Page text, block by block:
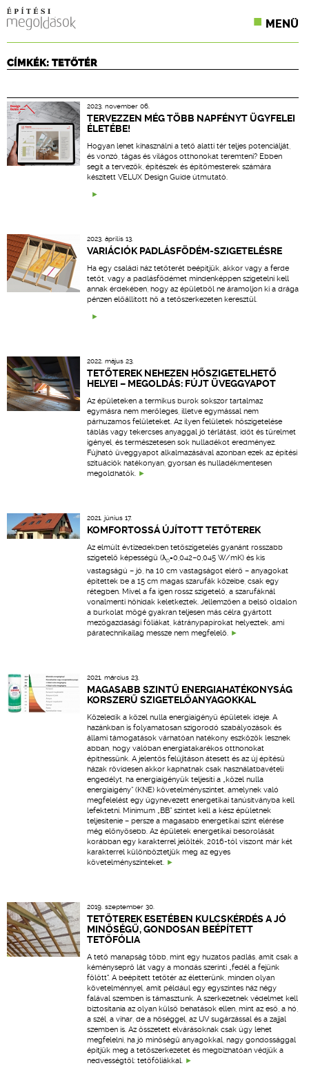
MENÜ
CPR TERMÉKKIÍRÁS
ÉPÍTÉSI JOG
ONLINE KÉPZÉSEK
CÍMKÉK: TETŐTÉR
2023. november 06.
TERVEZZEN MÉG TÖBB NAPFÉNYT ÜGYFELEI
ÉLETÉBE!
Hogyan lehet kihasználni a tető alatti tér teljes potenciálját,
és vonzó, tágas és világos otthonokat teremteni? Ebben
segít a tervezők, építészek és építőmesterek számára
készített VELUX Design Guide útmutató.
2023. április 13.
VARIÁCIÓK PADLÁSFÖDÉM-SZIGETELÉSRE
Ha egy családi ház tetőterét beépítjük, akkor vagy a ferde
tetőt, vagy a padlásfödémet mindenképpen szigetelni kell
annak érdekében, hogy az épületből ne áramoljon ki a drága
pénzen előállított hő a tetőszerkezeten keresztül.
2022. május 23.
TETŐTEREK NEHEZEN HŐSZIGETELHETŐ
HELYEI – MEGOLDÁS: FÚJT ÜVEGGYAPOT
Az épületeken a termikus burok sokszor tartalmaz
egymásra nem merőleges, illetve egymással nem
párhuzamos felületeket. Az ilyen felületek hőszigetelése
táblás vagy tekercses anyaggal jó térlátást, időt és türelmet
igényel, és természetesen sok hulladékot eredményez.
Fújható üveggyapot alkalmazásával azonban ezek az építési
szituációk hatékonyan, gyorsan és hulladékmentesen
megoldhatók.
2021. június 17.
KOMFORTOSSÁ ÚJÍTOTT TETŐTEREK
Az elmúlt évtizedekben tetőszigetelés gyanánt rosszabb
szigetelő képességű (λD=0,042–0,045 W/mK) és kis
vastagságú – jó, ha 10 cm vastagságot elérő – anyagokat
építettek be a 15 cm magas szarufák közeibe, csak egy
rétegben. Mivel a fa igen rossz szigetelő, a szarufáknál
vonalmenti hőhidak keletkeztek. Jellemzően a belső oldalon
a burkolat mögé gyakran teljesen más célra gyártott
mezőgazdasági fóliákat, kátránypapírokat helyeztek, ami
páratechnikailag messze nem megfelelő.
2021. március 23.
MAGASABB SZINTŰ ENERGIAHATÉKONYSÁG
KORSZERŰ SZIGETELŐANYAGOKKAL
Közeledik a közel nulla energiaigényű épületek ideje. A
hazánkban is folyamatosan szigorodó szabályozások és
állami támogatások várhatóan hatékony eszközök lesznek
abban, hogy valóban energiatakarékos otthonokat
építhessünk. A jelentős felújításon átesett és az új építésű
házak rövidesen akkor kaphatnak csak használatbavételi
engedélyt, ha energiaigényük teljesíti a „közel nulla
energiaigény” (KNE) követelményszintet, amelynek való
megfelelést egy úgynevezett energetikai tanúsítványba kell
lefektetni. Minimum „BB” szintet kell a kész épületnek
teljesítenie – persze a magasabb energetikai szint elérése
még előnyösebb. Az épületek energetikai besorolását
korábban egy karakterrel jelölték, 2016-tól viszont már két
karakterrel különböztetjük meg az egyes
követelményszinteket.
2019. szeptember 30.
TETŐTEREK ESETÉBEN KULCSKÉRDÉS A JÓ
MINŐSÉGŰ, GONDOSAN BEÉPÍTETT
TETŐFÓLIA
A tető manapság több, mint egy huzatos padlás, amit csak a
kéményseprő lát vagy a mondás szerinti „fedél a fejünk
fölött". A beépített tetőtér az életterünk, minden olyan
követelménnyel, amit például egy egyszintes ház négy
falával szemben is támasztunk. A szerkezetnek védelmet kell
biztosítania az olyan külső behatások ellen, mint az eső, a hó,
a szél, a vihar, de a hőséggel, az UV sugárzással és a zajjal
szemben is. Az összetett elvárásoknak csak úgy lehet
megfelelni, ha jó minőségű anyagokkal, nagy gondossággal
építjük meg a tetőszerkezetet és megbízhatóan védjük a
nedvességtől: tetőfóliákkal.